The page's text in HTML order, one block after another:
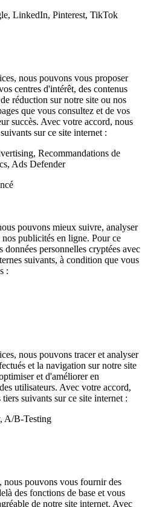
LinkedIn, Pinterest, TikTok
nous pouvons vous proposer
centres d'intérêt, des contenus
réduction sur notre site ou nos
que vous consultez et de vos
succès. Avec votre accord, nous
sur ce site internet :
Recommandations de
Ads Defender
pouvons mieux suivre, analyser
publicités en ligne. Pour ce
données personnelles cryptées avec
suivants, à condition que vous
:
nous pouvons tracer et analyser
et la navigation sur notre site
et d'améliorer en
utilisateurs. Avec votre accord,
suivants sur ce site internet :
A/B-Testing
nous pouvons vous fournir des
des fonctions de base et vous
de notre site internet. Avec